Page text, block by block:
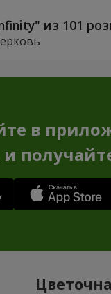
из 101
в
и